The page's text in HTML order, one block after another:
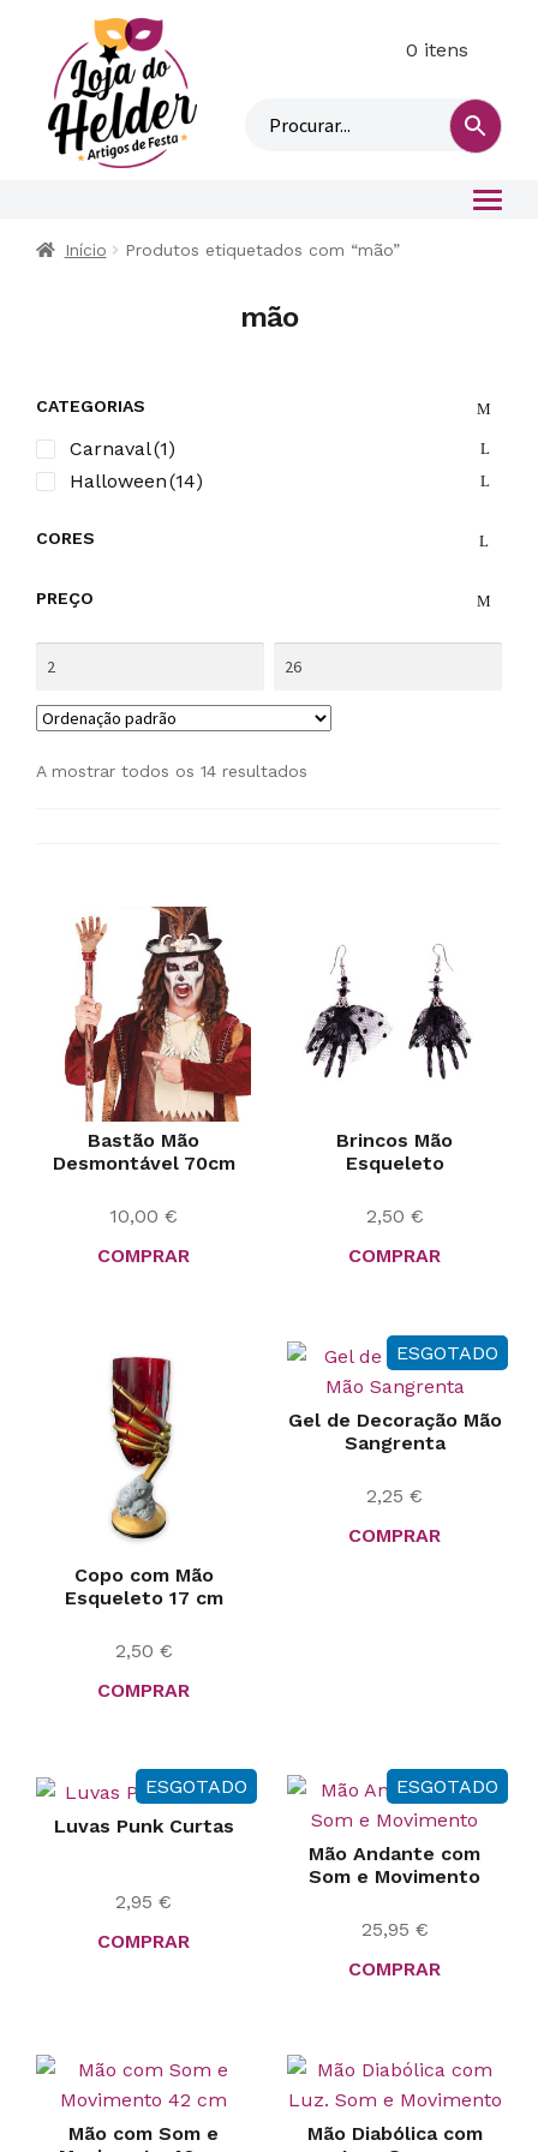
n
0 itens
Início Produtos etiquetados com “mão”
mão
CATEGORIAS
Carnaval(1)
Halloween(14)
CORES
PREÇO
A mostrar todos os 14 resultados
Bastão Mão
Desmontável 70cm
10,00 €
COMPRAR
Brincos Mão
Esqueleto
2,50 €
COMPRAR
Copo com Mão
Esqueleto 17 cm
2,50 €
COMPRAR
ESGOTADO
Gel de Decoração Mão
Sangrenta
2,25 €
COMPRAR
ESGOTADO
Luvas Punk Curtas
2,95 €
COMPRAR
ESGOTADO
Mão Andante com
Som e Movimento
25,95 €
COMPRAR
Mão com Som e
Mão Diabólica com